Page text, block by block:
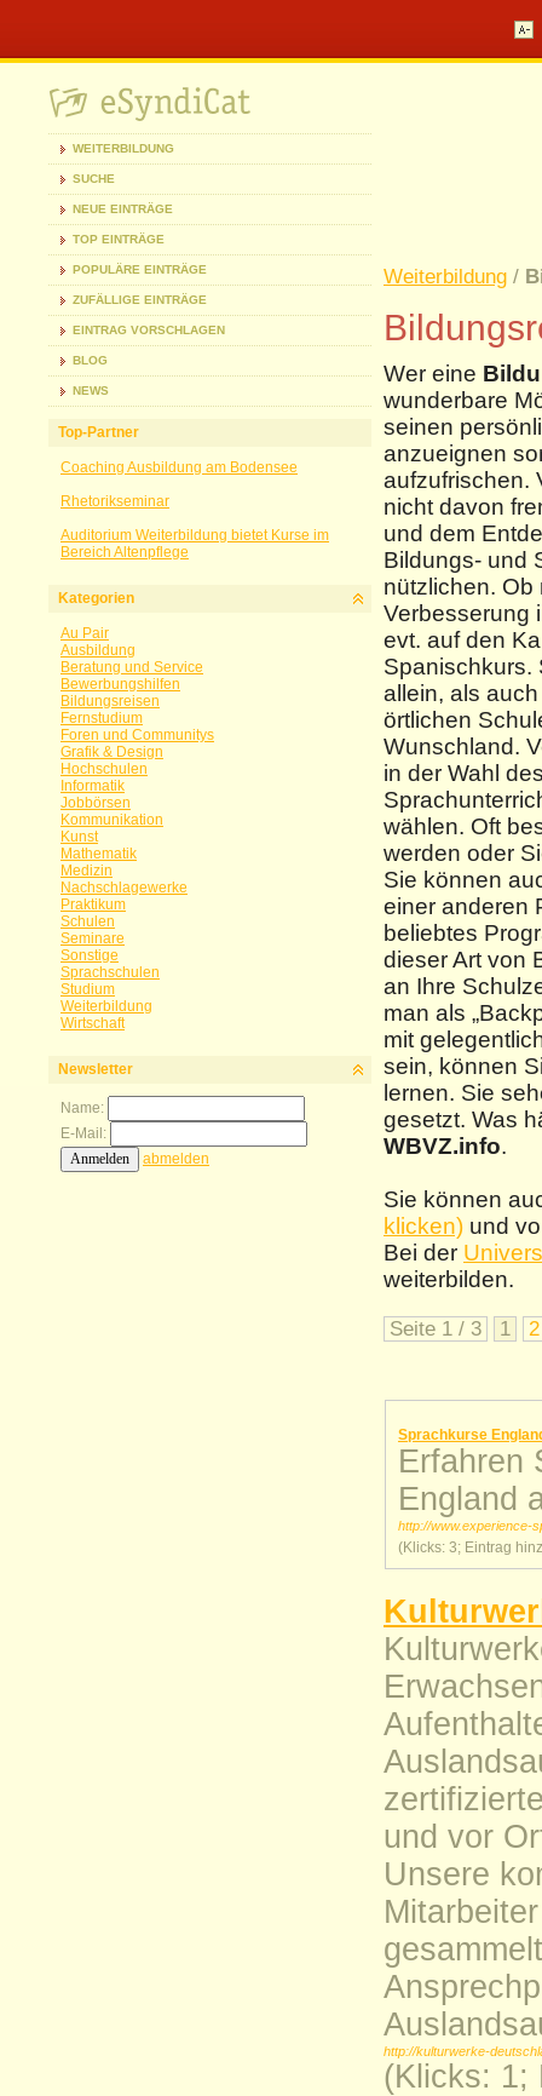
WEITERBILDUNG
SUCHE
NEUE EINTRÄGE
TOP EINTRÄGE
POPULÄRE EINTRÄGE
ZUFÄLLIGE EINTRÄGE
EINTRAG VORSCHLAGEN
BLOG
NEWS
Top-Partner
Coaching Ausbildung am Bodensee
Rhetorikseminar
Auditorium Weiterbildung bietet Kurse im
Bereich Altenpflege
Kategorien
Au Pair
Ausbildung
Beratung und Service
Bewerbungshilfen
Bildungsreisen
Fernstudium
Foren und Communitys
Grafik & Design
Hochschulen
Informatik
Jobbörsen
Kommunikation
Kunst
Mathematik
Medizin
Nachschlagewerke
Praktikum
Schulen
Seminare
Sonstige
Sprachschulen
Studium
Weiterbildung
Wirtschaft
Newsletter
Name:
E-Mail:
abmelden
Weiterbildung /
Wer eine
wunderbare
seinen
anzueignen
aufzufrischen.
nicht davon
und dem
Bildungs- und
nützlichen. Ob
Verbesserung
evt. auf den
Spanischkurs.
allein, als
örtlichen
Wunschland.
in der Wahl
wählen. Oft
werden oder
Sie können
einer anderen
beliebtes
dieser Art von
an Ihre
man als
mit
sein, können
lernen. Sie
gesetzt. Was
WBVZ.info.
Sie können
klicken) und
Bei der
weiterbilden.
Seite 1 / 3 1 2
Sprachkurse
Erfahren
England
http://www.experience-
(Klicks: 3;
und vor
Unsere
http://kulturwerke-
(Klicks: 1;